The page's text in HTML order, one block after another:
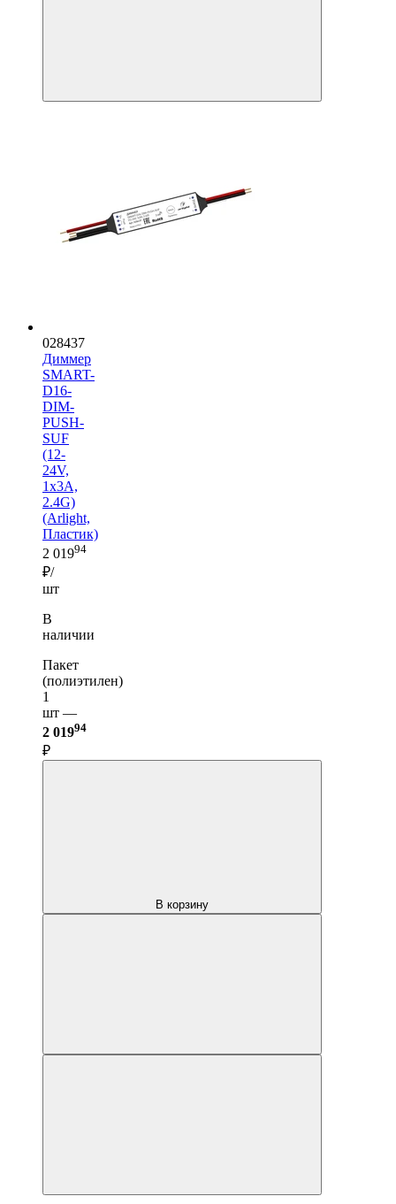
028437
Диммер
SMART-
D16-
DIM-
PUSH-
SUF
(12-
24V,
1x3A,
2.4G)
(Arlight,
Пластик)
2 01994
₽/
шт
В
наличии
Пакет
(полиэтилен)
1
шт —
2 01994
₽
В корзину